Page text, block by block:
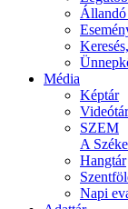
Média
Képtár
Videótár
SZEM
A
Hangtár
Napi